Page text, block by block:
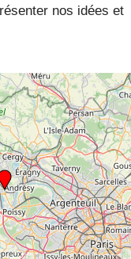
nos idées et